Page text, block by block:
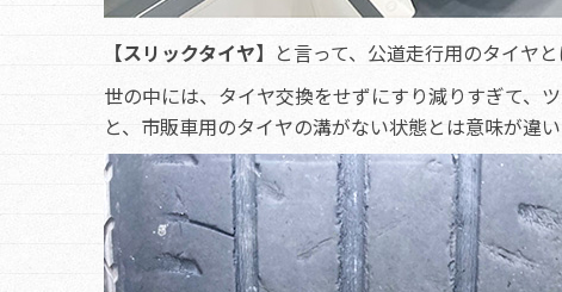
【スリックタイヤ】 と言って、公道走行用のタイヤ
世の中には、タイヤ交換をせずにすり減りすぎて、
と、市販車用のタイヤの溝がない状態とは意味が違